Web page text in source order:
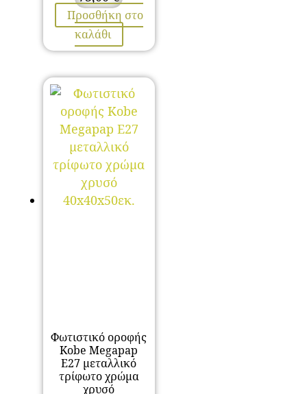
Προσθήκη στο
καλάθι
Φωτιστικό οροφής
Kobe Megapap
E27 μεταλλικό
τρίφωτο χρώμα
χρυσό